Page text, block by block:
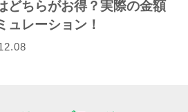
どちらがお得？実際の金額
ュレーション！